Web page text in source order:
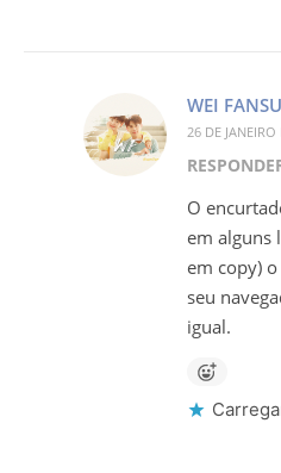
WEI
26 DE
O
em alguns
em copy)
seu
igual.